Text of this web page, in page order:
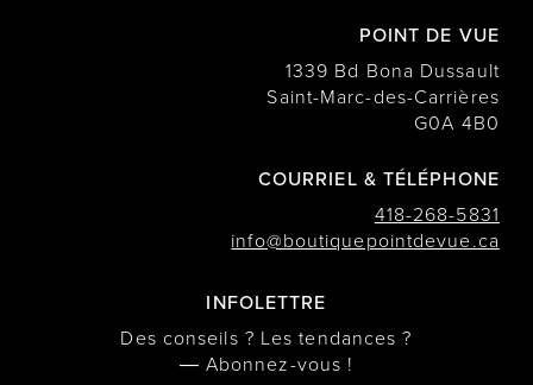
POINT DE VUE
1339 Bd Bona Dussault
Saint-Marc-des-Carrières
G0A 4B0
COURRIEL & TÉLÉPHONE
418-268-5831
info@boutiquepointdevue.ca
INFOLETTRE
Des conseils ? Les tendances ?
― Abonnez-vous !